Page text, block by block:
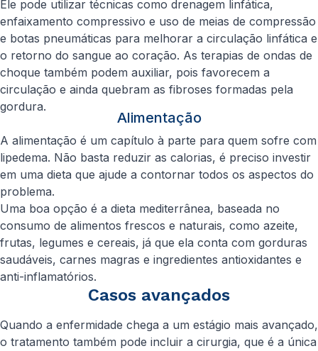
Ele pode utilizar técnicas como drenagem linfática,
enfaixamento compressivo e uso de meias de compressão
e botas pneumáticas para melhorar a circulação linfática e
o retorno do sangue ao coração. As terapias de ondas de
choque também podem auxiliar, pois favorecem a
circulação e ainda quebram as fibroses formadas pela
gordura.
Alimentação
A alimentação é um capítulo à parte para quem sofre com
lipedema. Não basta reduzir as calorias, é preciso investir
em uma dieta que ajude a contornar todos os aspectos do
problema.
Uma boa opção é a dieta mediterrânea, baseada no
consumo de alimentos frescos e naturais, como azeite,
frutas, legumes e cereais, já que ela conta com gorduras
saudáveis, carnes magras e ingredientes antioxidantes e
anti-inflamatórios.
Casos avançados
Quando a enfermidade chega a um estágio mais avançado,
o tratamento também pode incluir a cirurgia, que é a única